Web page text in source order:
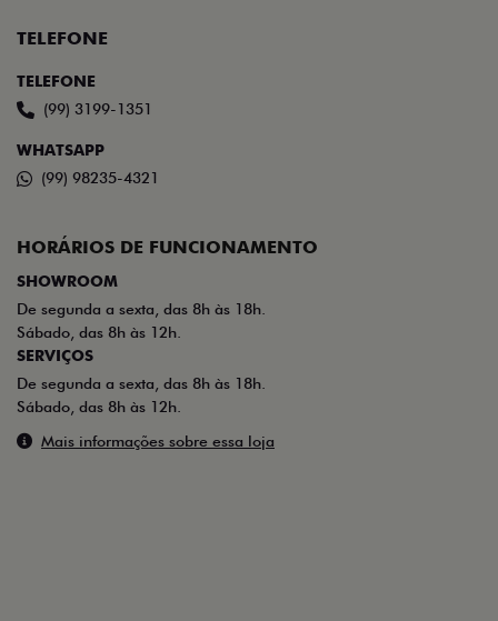
TELEFONE
TELEFONE
(99) 3199-1351
WHATSAPP
(99) 98235-4321
HORÁRIOS DE FUNCIONAMENTO
SHOWROOM
De segunda a sexta, das 8h às 18h.
Sábado, das 8h às 12h.
SERVIÇOS
De segunda a sexta, das 8h às 18h.
Sábado, das 8h às 12h.
Mais informações sobre essa loja